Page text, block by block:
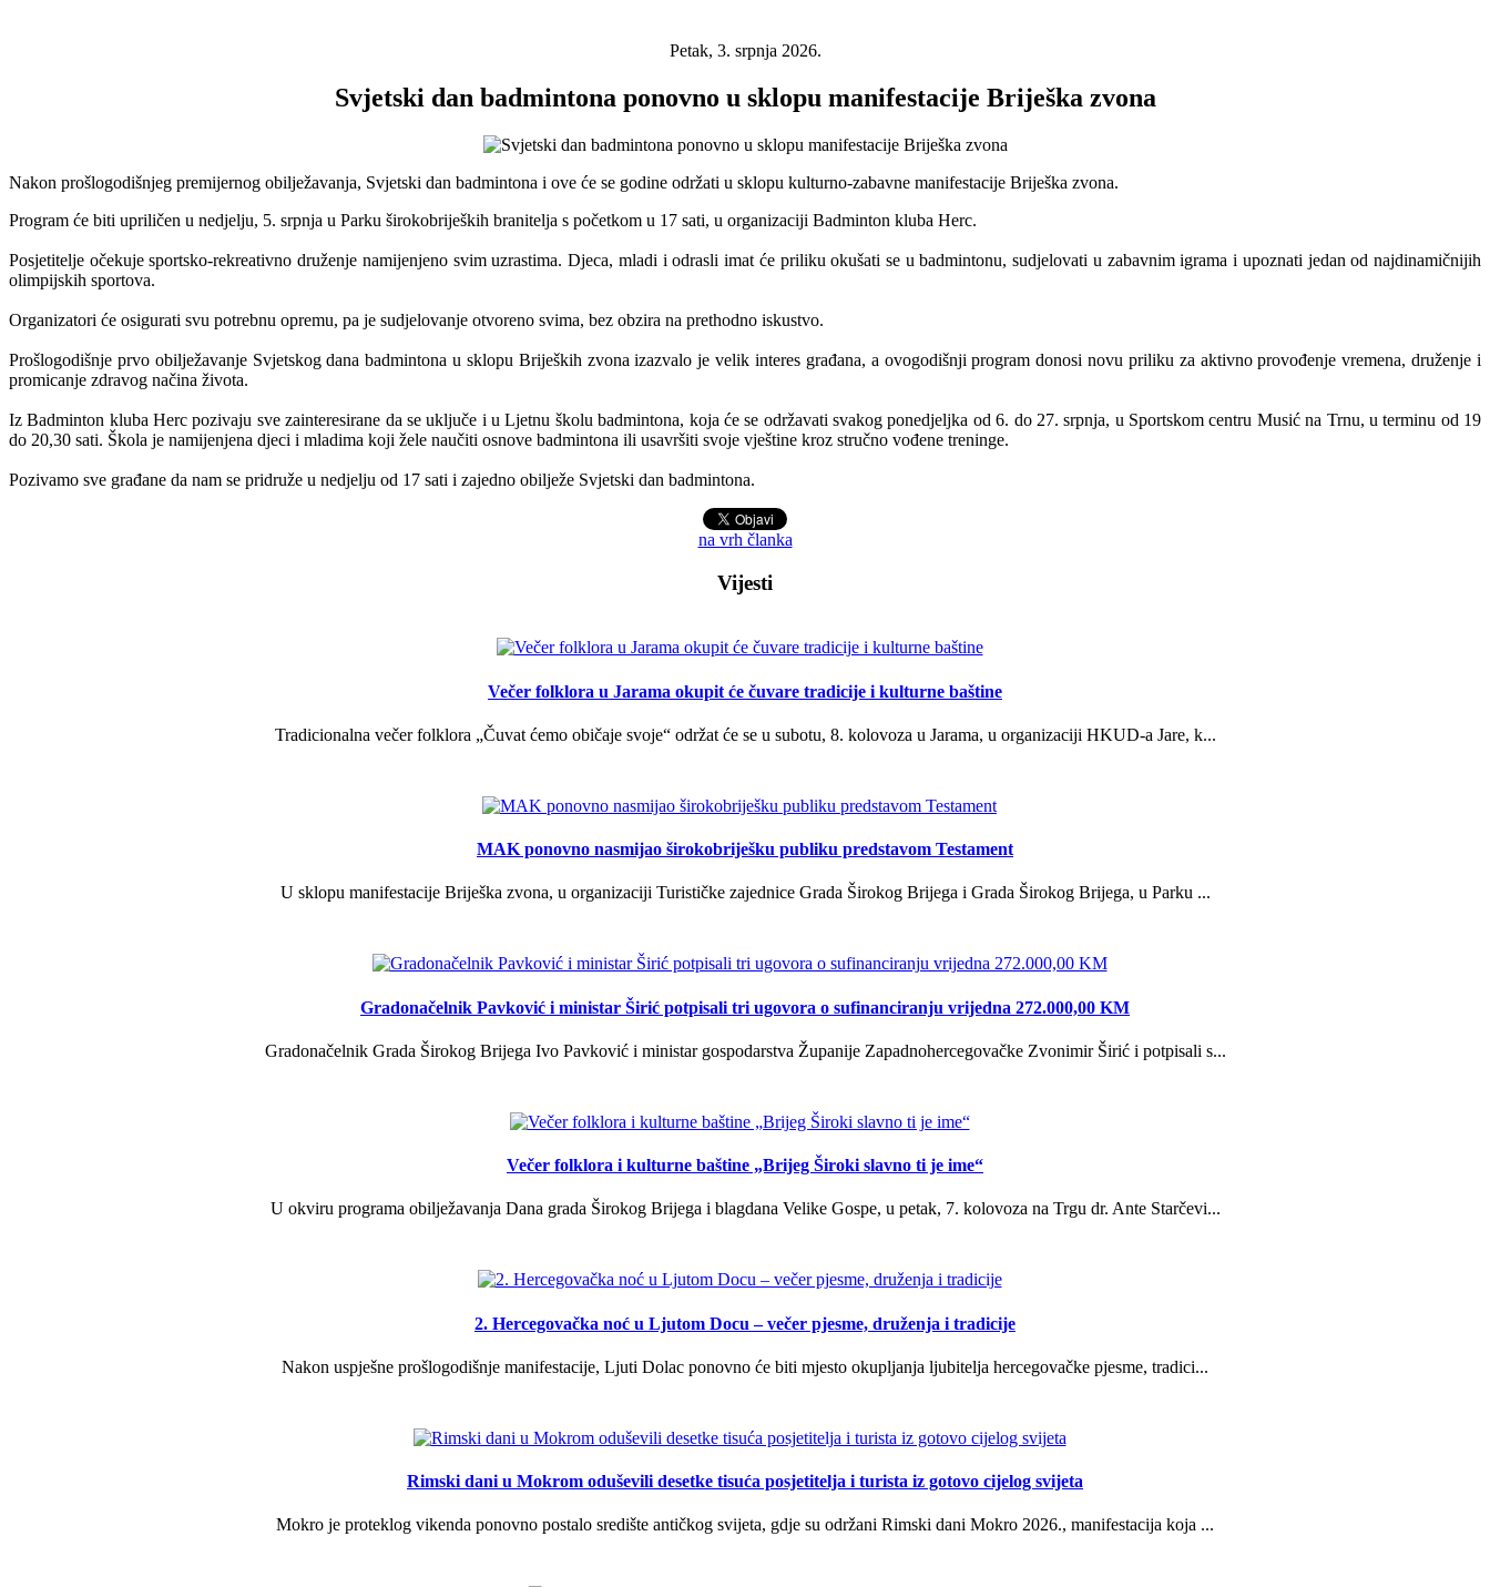
Petak, 3. srpnja 2026.
Svjetski dan badmintona ponovno u sklopu manifestacije Briješka zvona
Nakon prošlogodišnjeg premijernog obilježavanja, Svjetski dan badmintona i ove će se godine održati u sklopu kulturno-zabavne manifestacije Briješka zvona.
Program će biti upriličen u nedjelju, 5. srpnja u Parku širokobrijeških branitelja s početkom u 17 sati, u organizaciji Badminton kluba Herc.
Posjetitelje očekuje sportsko-rekreativno druženje namijenjeno svim uzrastima. Djeca, mladi i odrasli imat će priliku okušati se u badmintonu, sudjelovati u zabavnim igrama i upoznati jedan od najdinamičnijih
olimpijskih sportova.
Organizatori će osigurati svu potrebnu opremu, pa je sudjelovanje otvoreno svima, bez obzira na prethodno iskustvo.
Prošlogodišnje prvo obilježavanje Svjetskog dana badmintona u sklopu Brijeških zvona izazvalo je velik interes građana, a ovogodišnji program donosi novu priliku za aktivno provođenje vremena, druženje i
promicanje zdravog načina života.
Iz Badminton kluba Herc pozivaju sve zainteresirane da se uključe i u Ljetnu školu badmintona, koja će se održavati svakog ponedjeljka od 6. do 27. srpnja, u Sportskom centru Musić na Trnu, u terminu od 19
do 20,30 sati. Škola je namijenjena djeci i mladima koji žele naučiti osnove badmintona ili usavršiti svoje vještine kroz stručno vođene treninge.
Pozivamo sve građane da nam se pridruže u nedjelju od 17 sati i zajedno obilježe Svjetski dan badmintona.
na vrh članka
Vijesti
Večer folklora u Jarama okupit će čuvare tradicije i kulturne baštine
Tradicionalna večer folklora „Čuvat ćemo običaje svoje“ održat će se u subotu, 8. kolovoza u Jarama, u organizaciji HKUD-a Jare, k...
MAK ponovno nasmijao širokobriješku publiku predstavom Testament
U sklopu manifestacije Briješka zvona, u organizaciji Turističke zajednice Grada Širokog Brijega i Grada Širokog Brijega, u Parku ...
Gradonačelnik Pavković i ministar Širić potpisali tri ugovora o sufinanciranju vrijedna 272.000,00 KM
Gradonačelnik Grada Širokog Brijega Ivo Pavković i ministar gospodarstva Županije Zapadnohercegovačke Zvonimir Širić i potpisali s...
Večer folklora i kulturne baštine „Brijeg Široki slavno ti je ime“
U okviru programa obilježavanja Dana grada Širokog Brijega i blagdana Velike Gospe, u petak, 7. kolovoza na Trgu dr. Ante Starčevi...
2. Hercegovačka noć u Ljutom Docu – večer pjesme, druženja i tradicije
Nakon uspješne prošlogodišnje manifestacije, Ljuti Dolac ponovno će biti mjesto okupljanja ljubitelja hercegovačke pjesme, tradici...
Rimski dani u Mokrom oduševili desetke tisuća posjetitelja i turista iz gotovo cijelog svijeta
Mokro je proteklog vikenda ponovno postalo središte antičkog svijeta, gdje su održani Rimski dani Mokro 2026., manifestacija koja ...